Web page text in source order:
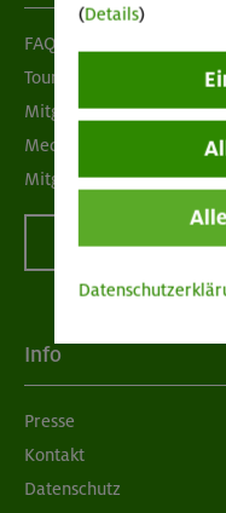
FAQ
Tour der Woche
Mitgliedermagazin
Mediadaten
Mitgliedschaft kündigen
Info
Presse
Kontakt
Datenschutz
(Details)